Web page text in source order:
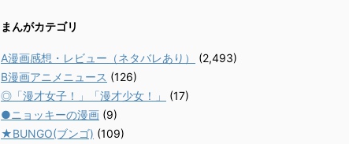
まんがカテゴリ
A漫画感想・レビュー（ネタバレあり）
(2,493)
B漫画アニメニュース (126)
◎「漫才女子！」「漫才少女！」
(17)
●ニョッキーの漫画 (9)
★BUNGO(ブンゴ) (109)